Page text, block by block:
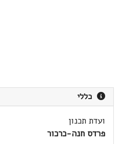
כללי
ועדת תכנון
פרדס חנה-כרכור